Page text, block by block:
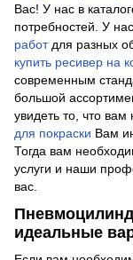
Вас! У нас в
потребностей. У
работдля разных
купить ресивер на
современным
большой
увидеть то, что
для покраски Вам
Тогда вам
услуги и наши
вас.
идеальные